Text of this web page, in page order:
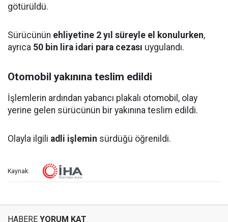
götürüldü.
Sürücünün ehliyetine 2 yıl süreyle el konulurken,
ayrıca 50 bin lira idari para cezası uygulandı.
Otomobil yakınına teslim edildi
İşlemlerin ardından yabancı plakalı otomobil, olay
yerine gelen sürücünün bir yakınına teslim edildi.
Olayla ilgili adli işlemin sürdüğü öğrenildi.
Kaynak:
HABERE YORUM KAT